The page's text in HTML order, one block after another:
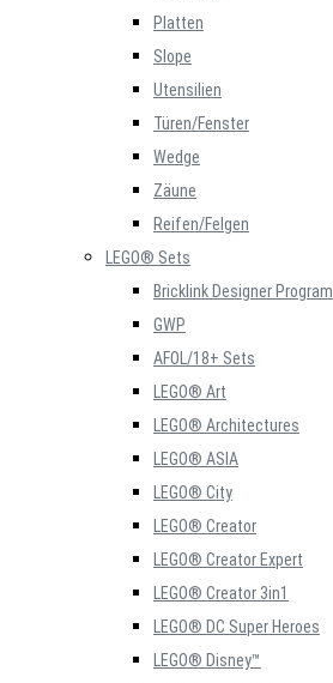
Platten
Slope
Utensilien
Türen/Fenster
Wedge
Zäune
Reifen/Felgen
LEGO® Sets
Bricklink Designer Program
GWP
AFOL/18+ Sets
LEGO® Art
LEGO® Architectures
LEGO® ASIA
LEGO® City
LEGO® Creator
LEGO® Creator Expert
LEGO® Creator 3in1
LEGO® DC Super Heroes
LEGO® Disney™